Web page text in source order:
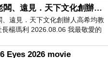
我最敬愛的老闆、遠見．天下文化創辦人高希均教授
、遠見．天下文化創辦人高希均教
楊瑪利 2026.08.06 我最敬愛的
文化創辦人高希均教
Eyes 2026 movie